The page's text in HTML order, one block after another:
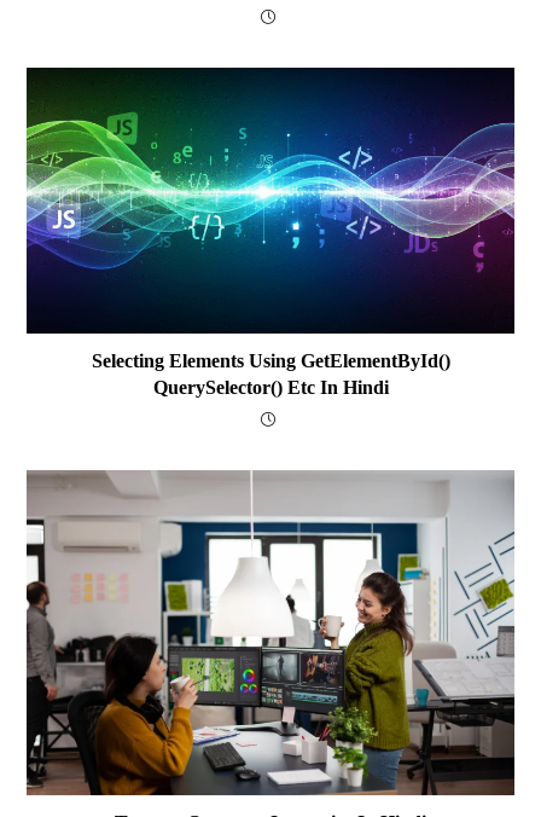
Selecting Elements Using GetElementById()
QuerySelector() Etc In Hindi